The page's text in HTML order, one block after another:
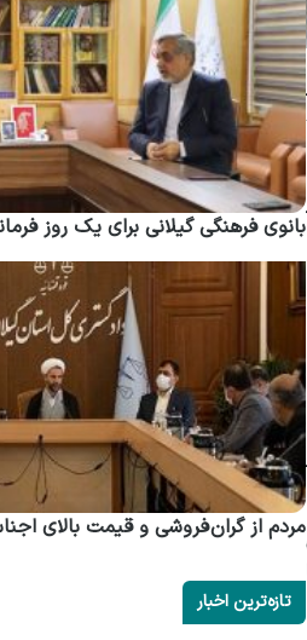
اسدالله عباسی در دیدار مدیرعامل شرکت نفت خزر، با اشاره به سابقه نزدیک به دو دهه‌ای از کشف میدان نفت و گاز در
شرق استان، اظهار داشت: فعال شدن مخازن نفت و گاز شمال کشور و گیلان، از آرزوهای ماست و در زمان رأی اعتماد
وی ادامه داد: طی هشت سال گذشته مسئولان مربوطه هیچ اهتمام و اعتقادی به پیگیری فعال سازی مخازن نفت و گاز
وی خاطرنشان کرد: در راستای فعال شدن میدان نفت و گاز استان، انگیزه و اراده کامل دارم چراکه به ثمر رسیدن آن،
مراد کمالی مدیرعامل شرکت نفت خزر نیز در این دیدار، با اشاره به گزارش های ارائه شده به وزیر نفت و استقبال مهندس
اوجی از فعال شدن مخازن انرژی شمال کشور بیان داشت: در دولت سیزدهم، رویکرد استفاده از ظرفیت های داخلی با
بانوی فرهنگی گیلانی برای یک روز
مردم از گران فروشی و قیمت بالای
تازه‌ترین اخبار